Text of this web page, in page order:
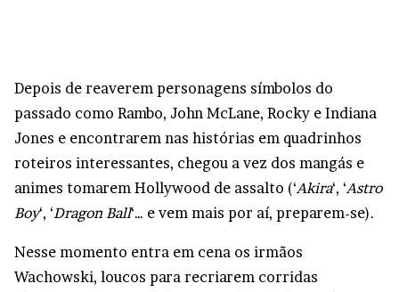
Depois de reaverem personagens símbolos do
passado como Rambo, John McLane, Rocky e Indiana
Jones e encontrarem nas histórias em quadrinhos
roteiros interessantes, chegou a vez dos mangás e
animes tomarem Hollywood de assalto (‘Akira‘, ‘Astro
Boy‘, ‘Dragon Ball‘… e vem mais por aí, preparem-se).
Nesse momento entra em cena os irmãos
Wachowski, loucos para recriarem corridas